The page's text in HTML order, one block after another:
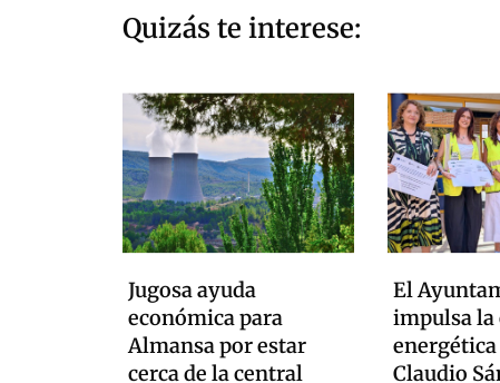
Quizás te interese:
Jugosa ayuda
económica para
Almansa por estar
cerca de la central
El
impulsa la
energética
Claudio